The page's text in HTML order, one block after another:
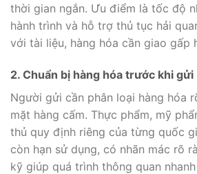
thời gian ngắn. Ưu điểm là tốc độ
hành trình và hỗ trợ thủ tục hải
với tài liệu, hàng hóa cần giao gấp
2. Chuẩn bị hàng hóa trước khi gửi
Người gửi cần phân loại hàng hóa
mặt hàng cấm. Thực phẩm, mỹ
thủ quy định riêng của từng quốc
còn hạn sử dụng, có nhãn mác rõ
kỹ giúp quá trình thông quan